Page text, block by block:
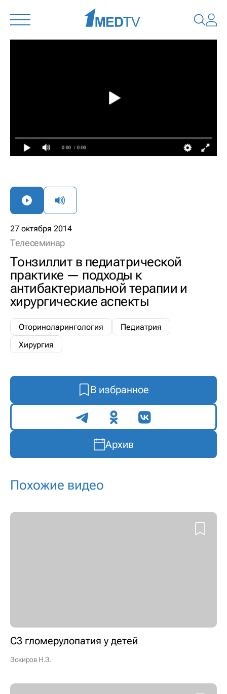
0:00 / 0:00
27 октября 2014
Телесеминар
Тонзиллит в педиатрической
практике — подходы к
антибактериальной терапии и
хирургические аспекты
Оториноларингология
Педиатрия
Хирургия
В избранное
Поделиться
Архив
Похожие видео
С3 гломерулопатия у детей
Зокиров Н.З.